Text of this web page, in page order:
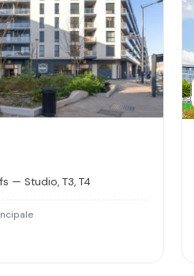
— Studio, T3, T4